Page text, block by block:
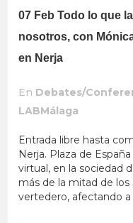
07 Feb Todo lo que
nosotros, con
en Nerja
En Debates/
LABMálaga
Entrada libre hasta
Nerja. Plaza de
virtual, en la sociedad
más de la mitad de
vertedero, afectando a